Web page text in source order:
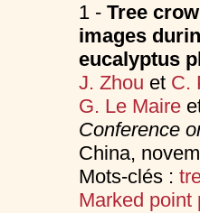
1 - Tree
images
eucalyptus
J. Zhou et C.
G. Le Maire
Conference
China,
Mots-clés :
Marked point